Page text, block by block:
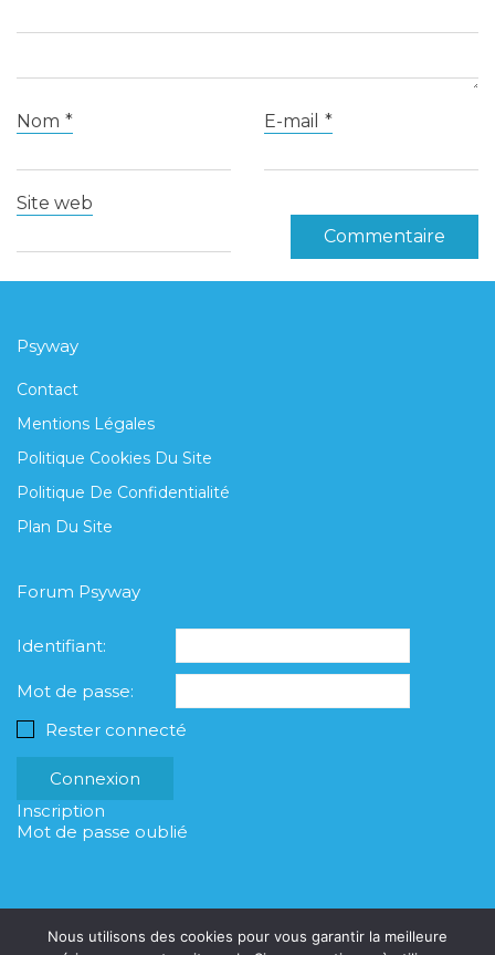
Nom * E-mail *
Site web
Psyway
Contact
Mentions Légales
Politique Cookies Du Site
Politique De Confidentialité
Plan Du Site
Forum Psyway
Identifiant:
Mot de passe:
Rester connecté
Connexion
Inscription
Mot de passe oublié
Nous utilisons des cookies pour vous garantir la meilleure